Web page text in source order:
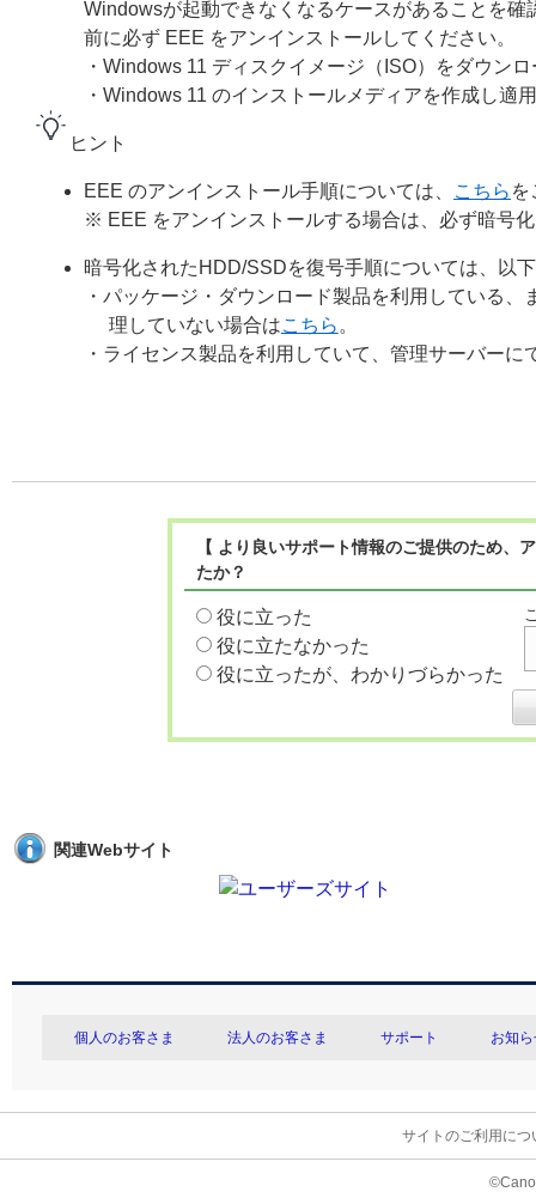
Windowsが起動できなくなるケースがあることを
前に必ず EEE をアンインストールしてください。
・Windows 11 ディスクイメージ（ISO）をダウン
・Windows 11 のインストールメディアを作成し適
ヒント
EEE のアンインストール手順については、 こちら を
※ EEE をアンインストールする場合は、必ず暗号
暗号化されたHDD/SSDを復号手順については、以
・パッケージ・ダウンロード製品を利用している
理していない場合はこちら 。
・ライセンス製品を利用していて、管理サーバー
【 より良いサポート情報のご提供のため
たか？
役に立った
役に立たなかった
役に立ったが、わかりづらかった
関連Webサイト
個人のお客さま 法人のお客さま サポート お知
サイトのご利用につ